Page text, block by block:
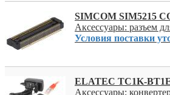
SIMCOM SIM5215
Аксессуары: разъем
Условия поставки
ELATEC TC1K-
Аксессуары: